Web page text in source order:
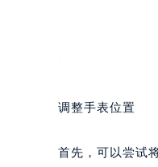
调整手表位置
首先，可以尝试